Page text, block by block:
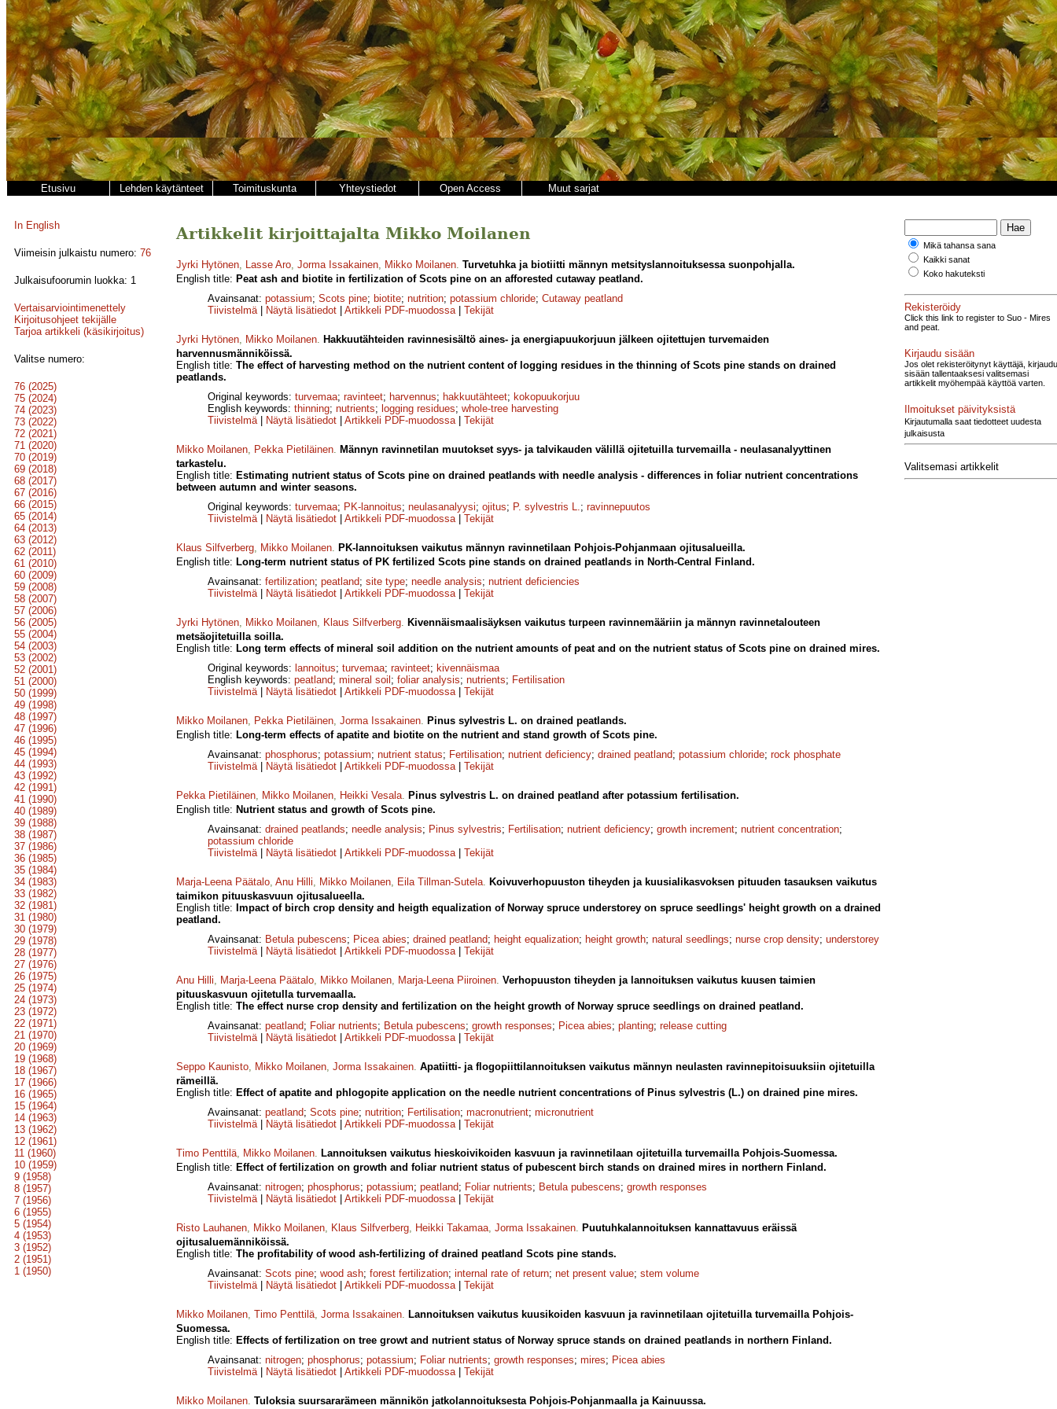
Etusivu Lehden käytänteet Toimituskunta Yhteystiedot Open Access Muut sarjat
In English
Viimeisin julkaistu numero: 76
Julkaisufoorumin luokka: 1
Vertaisarviointimenettely
Kirjoitusohjeet tekijälle
Tarjoa artikkeli (käsikirjoitus)
Valitse numero:
76 (2025)
75 (2024)
74 (2023)
73 (2022)
72 (2021)
71 (2020)
70 (2019)
69 (2018)
68 (2017)
67 (2016)
66 (2015)
65 (2014)
64 (2013)
63 (2012)
62 (2011)
61 (2010)
60 (2009)
59 (2008)
58 (2007)
57 (2006)
56 (2005)
55 (2004)
54 (2003)
53 (2002)
52 (2001)
51 (2000)
50 (1999)
49 (1998)
48 (1997)
47 (1996)
46 (1995)
45 (1994)
44 (1993)
43 (1992)
42 (1991)
41 (1990)
40 (1989)
39 (1988)
38 (1987)
37 (1986)
36 (1985)
35 (1984)
34 (1983)
33 (1982)
32 (1981)
31 (1980)
30 (1979)
29 (1978)
28 (1977)
27 (1976)
26 (1975)
25 (1974)
24 (1973)
23 (1972)
22 (1971)
21 (1970)
20 (1969)
19 (1968)
18 (1967)
17 (1966)
16 (1965)
15 (1964)
14 (1963)
13 (1962)
12 (1961)
11 (1960)
10 (1959)
9 (1958)
8 (1957)
7 (1956)
6 (1955)
5 (1954)
4 (1953)
3 (1952)
2 (1951)
1 (1950)
Artikkelit kirjoittajalta Mikko Moilanen
Jyrki Hytönen, Lasse Aro, Jorma Issakainen, Mikko Moilanen. Turvetuhka ja biotiitti männyn metsityslannoituksessa suonpohjalla.
English title: Peat ash and biotite in fertilization of Scots pine on an afforested cutaway peatland.
Avainsanat: potassium; Scots pine; biotite; nutrition; potassium chloride; Cutaway peatland
Tiivistelmä| Näytä lisätiedot Artikkeli PDF-muodossa| Tekijät
Jyrki Hytönen, Mikko Moilanen. Hakkuutähteiden ravinnesisältö aines- ja energiapuukorjuun jälkeen ojitettujen turvemaiden
harvennusmänniköissä.
English title: The effect of harvesting method on the nutrient content of logging residues in the thinning of Scots pine stands on drained
peatlands.
Original keywords: turvemaa; ravinteet; harvennus; hakkuutähteet; kokopuukorjuu
English keywords: thinning; nutrients; logging residues; whole-tree harvesting
Tiivistelmä| Näytä lisätiedot Artikkeli PDF-muodossa| Tekijät
Mikko Moilanen, Pekka Pietiläinen. Männyn ravinnetilan muutokset syys- ja talvikauden välillä ojitetuilla turvemailla - neulasanalyyttinen
tarkastelu.
English title: Estimating nutrient status of Scots pine on drained peatlands with needle analysis - differences in foliar nutrient concentrations
between autumn and winter seasons.
Original keywords: turvemaa; PK-lannoitus; neulasanalyysi; ojitus; P. sylvestris L.; ravinnepuutos
Tiivistelmä| Näytä lisätiedot Artikkeli PDF-muodossa| Tekijät
Klaus Silfverberg, Mikko Moilanen. PK-lannoituksen vaikutus männyn ravinnetilaan Pohjois-Pohjanmaan ojitusalueilla.
English title: Long-term nutrient status of PK fertilized Scots pine stands on drained peatlands in North-Central Finland.
Avainsanat: fertilization; peatland; site type; needle analysis; nutrient deficiencies
Tiivistelmä| Näytä lisätiedot Artikkeli PDF-muodossa| Tekijät
Jyrki Hytönen, Mikko Moilanen, Klaus Silfverberg. Kivennäismaalisäyksen vaikutus turpeen ravinnemääriin ja männyn ravinnetalouteen
metsäojitetuilla soilla.
English title: Long term effects of mineral soil addition on the nutrient amounts of peat and on the nutrient status of Scots pine on drained mires.
Original keywords: lannoitus; turvemaa; ravinteet; kivennäismaa
English keywords: peatland; mineral soil ; foliar analysis; nutrients; Fertilisation
Tiivistelmä| Näytä lisätiedot Artikkeli PDF-muodossa| Tekijät
Mikko Moilanen, Pekka Pietiläinen, Jorma Issakainen. Pinus sylvestris L. on drained peatlands.
English title: Long-term effects of apatite and biotite on the nutrient and stand growth of Scots pine.
Avainsanat: phosphorus; potassium; nutrient status; Fertilisation; nutrient deficiency; drained peatland; potassium chloride; rock phosphate
Tiivistelmä| Näytä lisätiedot Artikkeli PDF-muodossa| Tekijät
Pekka Pietiläinen, Mikko Moilanen, Heikki Vesala. Pinus sylvestris L. on drained peatland after potassium fertilisation.
English title: Nutrient status and growth of Scots pine.
Avainsanat: drained peatlands; needle analysis; Pinus sylvestris; Fertilisation; nutrient deficiency; growth increment; nutrient concentration;
potassium chloride
Tiivistelmä| Näytä lisätiedot Artikkeli PDF-muodossa| Tekijät
Marja-Leena Päätalo, Anu Hilli, Mikko Moilanen, Eila Tillman-Sutela. Koivuverhopuuston tiheyden ja kuusialikasvoksen pituuden tasauksen vaikutus
taimikon pituuskasvuun ojitusalueella.
English title: Impact of birch crop density and heigth equalization of Norway spruce understorey on spruce seedlings' height growth on a drained
peatland.
Avainsanat: Betula pubescens; Picea abies; drained peatland; height equalization; height growth; natural seedlings; nurse crop density; understorey
Tiivistelmä| Näytä lisätiedot Artikkeli PDF-muodossa| Tekijät
Anu Hilli, Marja-Leena Päätalo, Mikko Moilanen, Marja-Leena Piiroinen. Verhopuuston tiheyden ja lannoituksen vaikutus kuusen taimien
pituuskasvuun ojitetulla turvemaalla.
English title: The effect nurse crop density and fertilization on the height growth of Norway spruce seedlings on drained peatland.
Avainsanat: peatland; Foliar nutrients; Betula pubescens; growth responses; Picea abies; planting; release cutting
Tiivistelmä| Näytä lisätiedot Artikkeli PDF-muodossa| Tekijät
Seppo Kaunisto, Mikko Moilanen, Jorma Issakainen. Apatiitti- ja flogopiittilannoituksen vaikutus männyn neulasten ravinnepitoisuuksiin ojitetuilla
rämeillä.
English title: Effect of apatite and phlogopite application on the needle nutrient concentrations of Pinus sylvestris (L.) on drained pine mires.
Avainsanat: peatland; Scots pine; nutrition; Fertilisation; macronutrient; micronutrient
Tiivistelmä| Näytä lisätiedot Artikkeli PDF-muodossa| Tekijät
Timo Penttilä, Mikko Moilanen. Lannoituksen vaikutus hieskoivikoiden kasvuun ja ravinnetilaan ojitetuilla turvemailla Pohjois-Suomessa.
English title: Effect of fertilization on growth and foliar nutrient status of pubescent birch stands on drained mires in northern Finland.
Avainsanat: nitrogen; phosphorus; potassium; peatland; Foliar nutrients; Betula pubescens; growth responses
Tiivistelmä| Näytä lisätiedot Artikkeli PDF-muodossa| Tekijät
Risto Lauhanen, Mikko Moilanen, Klaus Silfverberg, Heikki Takamaa, Jorma Issakainen. Puutuhkalannoituksen kannattavuus eräissä
ojitusaluemänniköissä.
English title: The profitability of wood ash-fertilizing of drained peatland Scots pine stands.
Avainsanat: Scots pine; wood ash; forest fertilization; internal rate of return; net present value; stem volume
Tiivistelmä| Näytä lisätiedot Artikkeli PDF-muodossa| Tekijät
Mikko Moilanen, Timo Penttilä, Jorma Issakainen. Lannoituksen vaikutus kuusikoiden kasvuun ja ravinnetilaan ojitetuilla turvemailla Pohjois-
Suomessa.
English title: Effects of fertilization on tree growt and nutrient status of Norway spruce stands on drained peatlands in northern Finland.
Avainsanat: nitrogen; phosphorus; potassium; Foliar nutrients; growth responses; mires; Picea abies
Tiivistelmä| Näytä lisätiedot Artikkeli PDF-muodossa| Tekijät
Mikko Moilanen. Tuloksia suursararämeen männikön jatkolannoituksesta Pohjois-Pohjanmaalla ja Kainuussa.
Mikä tahansa sana
Kaikki sanat
Koko hakuteksti
Rekisteröidy
Click this link to register to Suo - Mires
and peat.
Kirjaudu sisään
Jos olet rekisteröitynyt käyttäjä, kirjaudu
sisään tallentaaksesi valitsemasi
artikkelit myöhempää käyttöä varten.
Ilmoitukset päivityksistä
Kirjautumalla saat tiedotteet uudesta
julkaisusta
Valitsemasi artikkelit